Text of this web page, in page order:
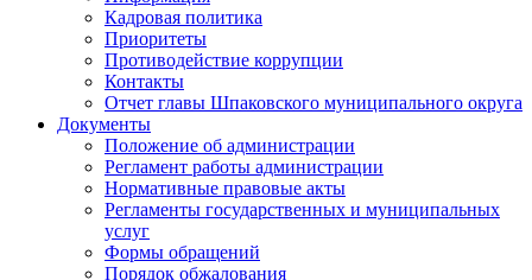
Кадровая политика
Приоритеты
Противодействие коррупции
Контакты
Отчет главы Шпаковского муниципального округа
Документы
Положение об администрации
Регламент работы администрации
Нормативные правовые акты
Регламенты государственных и муниципальных
услуг
Формы обращений
Порядок обжалования